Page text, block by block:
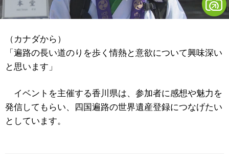
（カナダから）
「遍路の長い道のりを歩く情熱と意欲について興味深い
と思います」
イベントを主催する香川県は、参加者に感想や魅力を
発信してもらい、四国遍路の世界遺産登録につなげたい
としています。